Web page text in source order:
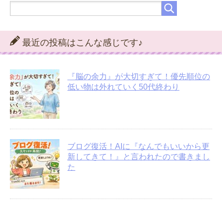
最近の投稿はこんな感じです♪
『脳の余力』が大切すぎて！優先順位の
低い物は外れていく50代終わり
ブログ復活！AIに『なんでもいいから更
新してきて！』と言われたので書きまし
た